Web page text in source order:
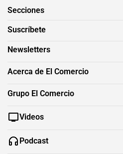
Secciones
Suscríbete
Newsletters
Acerca de El Comercio
Grupo El Comercio
Videos
Podcast